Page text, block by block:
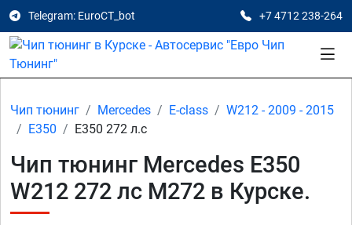
Telegram: EuroCT_bot +7 4712 238-264
Чип тюнинг Mercedes E-class
W212 - 2009 - 2015
E350
E350 272 л.с
Чип тюнинг Mercedes E350
W212 272 лс M272 в Курске.